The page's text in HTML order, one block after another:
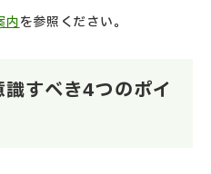
内を参照ください。
すべき4つのポイ